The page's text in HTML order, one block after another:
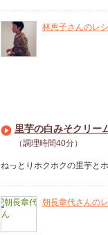
林恵子さんのレ
里芋の白みそクリー
（調理時間40分）
ねっとりホクホクの里芋と
朝長章代さんの